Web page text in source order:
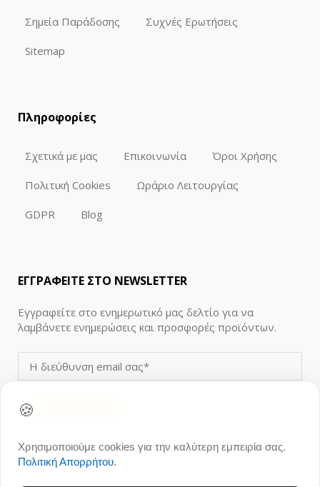
🍪
Χρησιμοποιούμε cookies για την καλύτερη εμπειρία σας.
Πολιτική Απορρήτου.
Σημεία Παράδοσης Συχνές Ερωτήσεις
Sitemap
Πληροφορίες
Σχετικά με μας Επικοινωνία Όροι Χρήσης
Πολιτική Cookies Ωράριο Λειτουργίας
GDPR Blog
ΕΓΓΡΑΦΕΙΤΕ ΣΤΟ NEWSLETTER
Εγγραφείτε στο ενημερωτικό μας δελτίο για να
λαμβάνετε ενημερώσεις και προσφορές προϊόντων.